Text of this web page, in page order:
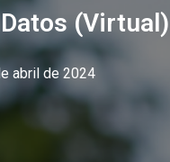
(Virtual)
abril de 2024